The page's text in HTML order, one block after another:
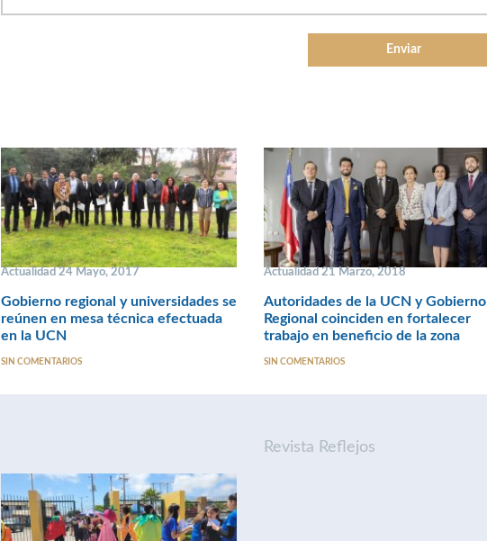
Actualidad 24 Mayo, 2017
Gobierno regional y universidades se
reúnen en mesa técnica efectuada
en la UCN
SIN COMENTARIOS
Actualidad 21 Marzo, 2018
Autoridades de la UCN y Gobierno
Regional coinciden en fortalecer
trabajo en beneficio de la zona
SIN COMENTARIOS
Revista Reflejos